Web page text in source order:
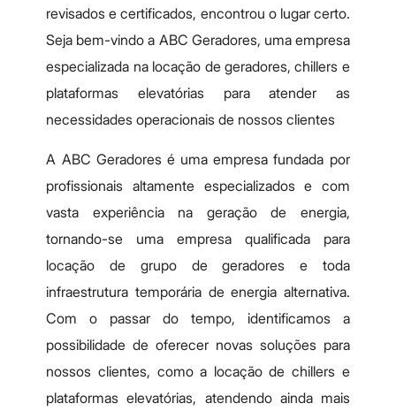
revisados e certificados, encontrou o lugar certo.
Seja bem-vindo a ABC Geradores, uma empresa
especializada na locação de geradores, chillers e
plataformas elevatórias para atender as
necessidades operacionais de nossos clientes
A ABC Geradores é uma empresa fundada por
profissionais altamente especializados e com
vasta experiência na geração de energia,
tornando-se uma empresa qualificada para
locação de grupo de geradores e toda
infraestrutura temporária de energia alternativa.
Com o passar do tempo, identificamos a
possibilidade de oferecer novas soluções para
nossos clientes, como a locação de chillers e
plataformas elevatórias, atendendo ainda mais